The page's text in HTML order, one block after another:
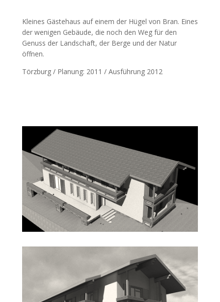
Kleines Gästehaus auf einem der Hügel von Bran. Eines
der wenigen Gebäude, die noch den Weg für den
Genuss der Landschaft, der Berge und der Natur
öffnen.
Törzburg / Planung: 2011 / Ausführung 2012